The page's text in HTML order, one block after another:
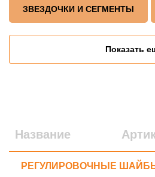
ЗВЕЗДОЧКИ И СЕГМЕНТЫ
Показать
Название
РЕГУЛИРОВОЧНЫЕ